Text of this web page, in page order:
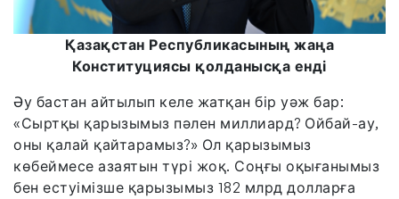
Қазақстан Республикасының жаңа
Конституциясы қолданысқа енді
Әу бастан айтылып келе жатқан бір уәж бар:
«Сыртқы қарызымыз пәлен миллиард? Ойбай-ау,
оны қалай қайтарамыз?» Ол қарызымыз
көбеймесе азаятын түрі жоқ. Соңғы оқығанымыз
бен естуімізше қарызымыз 182 млрд долларға